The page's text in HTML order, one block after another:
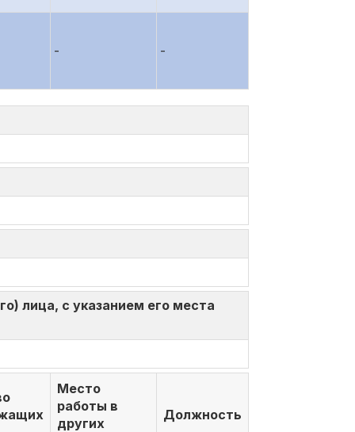
- -
лица, с указанием его места
Место
работы в
других
Должность